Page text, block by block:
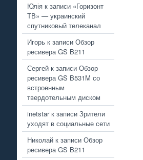
Юлія к записи «Горизонт
ТВ» — украинский
спутниковый телеканал
Игорь к записи Обзор
ресивера GS B211
Сергей к записи Обзор
ресивера GS B531M со
встроенным
твердотельным диском
inetstarк записи Зрители
уходят в социальные сети
Николай к записи Обзор
ресивера GS B211